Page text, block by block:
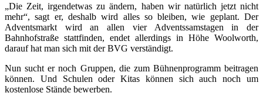
„Die Zeit, irgendetwas zu ändern, haben wir natürlich jetzt nicht
mehr“, sagt er, deshalb wird alles so bleiben, wie geplant. Der
Adventsmarkt wird an allen vier Adventssamstagen in der
Bahnhofstraße stattfinden, endet allerdings in Höhe Woolworth,
darauf hat man sich mit der BVG verständigt.
Nun sucht er noch Gruppen, die zum Bühnenprogramm beitragen
können. Und Schulen oder Kitas können sich auch noch um
kostenlose Stände bewerben.